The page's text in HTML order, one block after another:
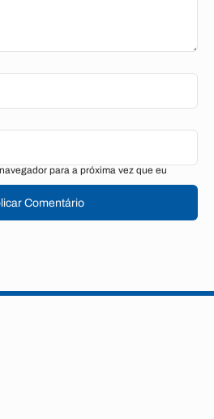
para a próxima vez que eu
Comentário